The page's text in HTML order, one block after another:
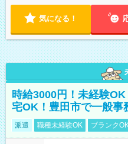
気になる！
時給3000円！未経験
宅OK！豊田市で一般事
派遣 職種未経験OK ブランク